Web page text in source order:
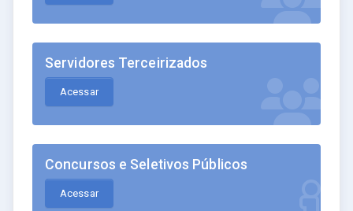
Servidores Terceirizados
Acessar
Concursos e Seletivos Públicos
Acessar